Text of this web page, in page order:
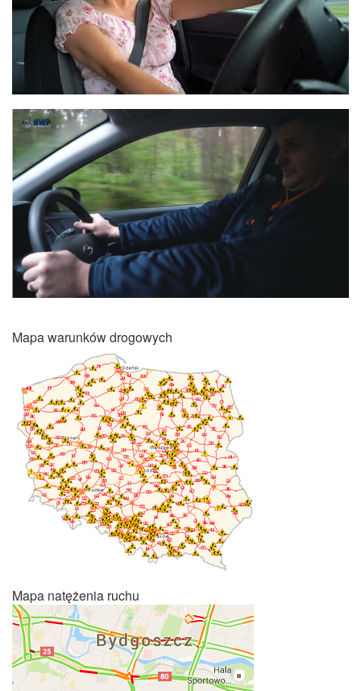
Mapa warunków drogowych
Mapa natężenia ruchu